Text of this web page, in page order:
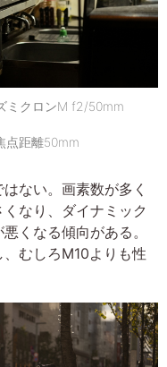
クロンM f2/50mm
距離50mm
ない。画素数が多く
なり、ダイナミック
くなる傾向がある。
むしろM10よりも性